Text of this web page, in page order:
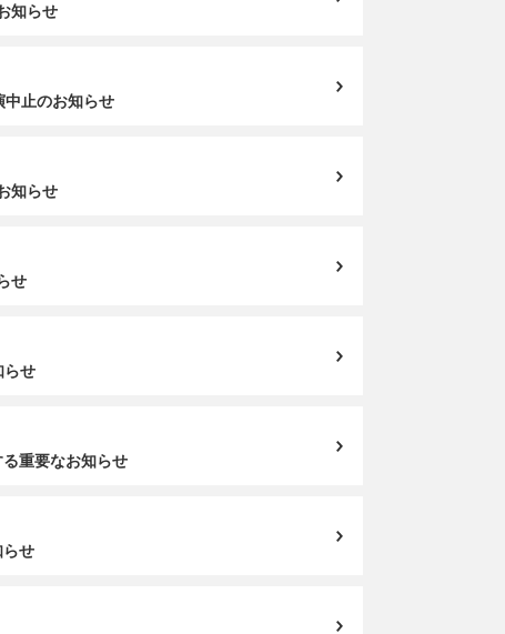
知らせ
止のお知らせ
知らせ
せ
らせ
重要なお知らせ
らせ